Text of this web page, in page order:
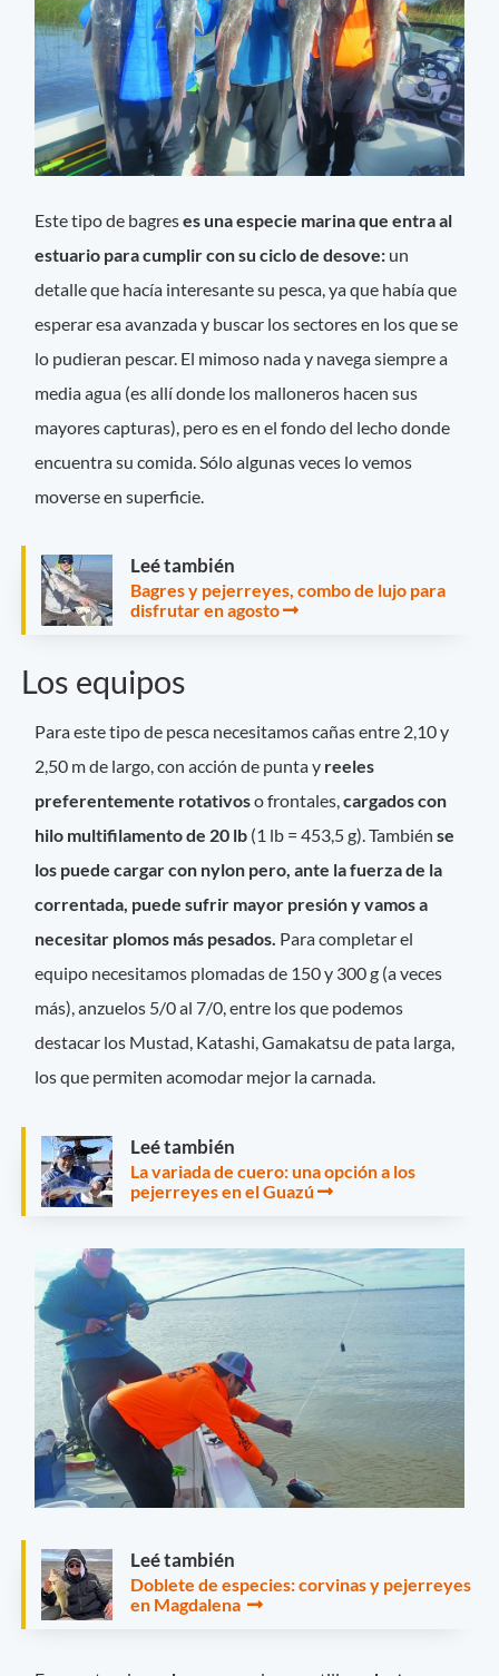
Este tipo de bagreses una especie marina que entra al
estuario para cumplir con su ciclo de desove: un
detalle que hacía interesante su pesca, ya que había que
esperar esa avanzada y buscar los sectores en los que se
lo pudieran pescar. El mimoso nada y navega siempre a
media agua (es allí donde los malloneros hacen sus
mayores capturas), pero es en el fondo del lecho donde
encuentra su comida. Sólo algunas veces lo vemos
moverse en superficie.
Leé también
Bagres y pejerreyes, combo de lujo para
disfrutar en agosto
Los equipos
Para este tipo de pesca necesitamos cañas entre 2,10 y
2,50 m de largo, con acción de punta y reeles
preferentemente rotativoso frontales,cargados con
hilo multifilamento de 20 lb (1 lb = 453,5 g). Tambiénse
los puede cargar con nylon pero, ante la fuerza de la
correntada, puede sufrir mayor presión y vamos a
necesitar plomos más pesados. Para completar el
equipo necesitamos plomadas de 150 y 300 g (a veces
más), anzuelos 5/0 al 7/0, entre los que podemos
destacar los Mustad, Katashi, Gamakatsu de pata larga,
los que permiten acomodar mejor la carnada.
Leé también
La variada de cuero: una opción a los
pejerreyes en el Guazú
Leé también
Doblete de especies: corvinas y pejerreyes
en Magdalena